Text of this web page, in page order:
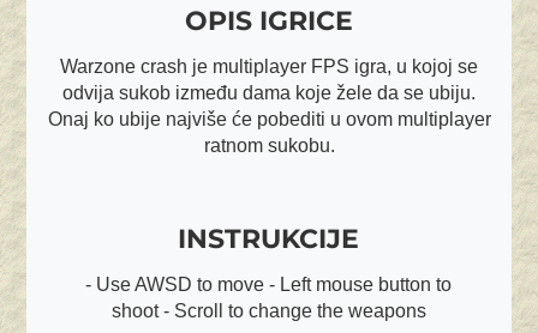
OPIS IGRICE
Warzone crash je multiplayer FPS igra, u kojoj se
odvija sukob između dama koje žele da se ubiju.
Onaj ko ubije najviše će pobediti u ovom multiplayer
ratnom sukobu.
INSTRUKCIJE
- Use AWSD to move - Left mouse button to
shoot - Scroll to change the weapons